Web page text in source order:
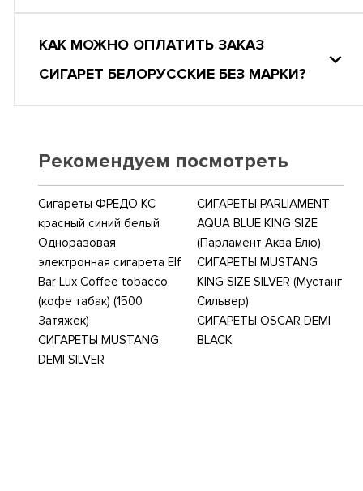
КАК МОЖНО ОПЛАТИТЬ ЗАКАЗ
СИГАРЕТ БЕЛОРУССКИЕ БЕЗ МАРКИ?
Рекомендуем посмотреть
Сигареты ФРЕДО КС
красный синий белый
Одноразовая
электронная сигарета Elf
Bar Lux Coffee tobacco
(кофе табак) (1500
Затяжек)
СИГАРЕТЫ MUSTANG
DEMI SILVER
СИГАРЕТЫ PARLIAMENT
AQUA BLUE KING SIZE
(Парламент Аква Блю)
СИГАРЕТЫ MUSTANG
KING SIZE SILVER (Мустанг
Сильвер)
СИГАРЕТЫ OSCAR DEMI
BLACK